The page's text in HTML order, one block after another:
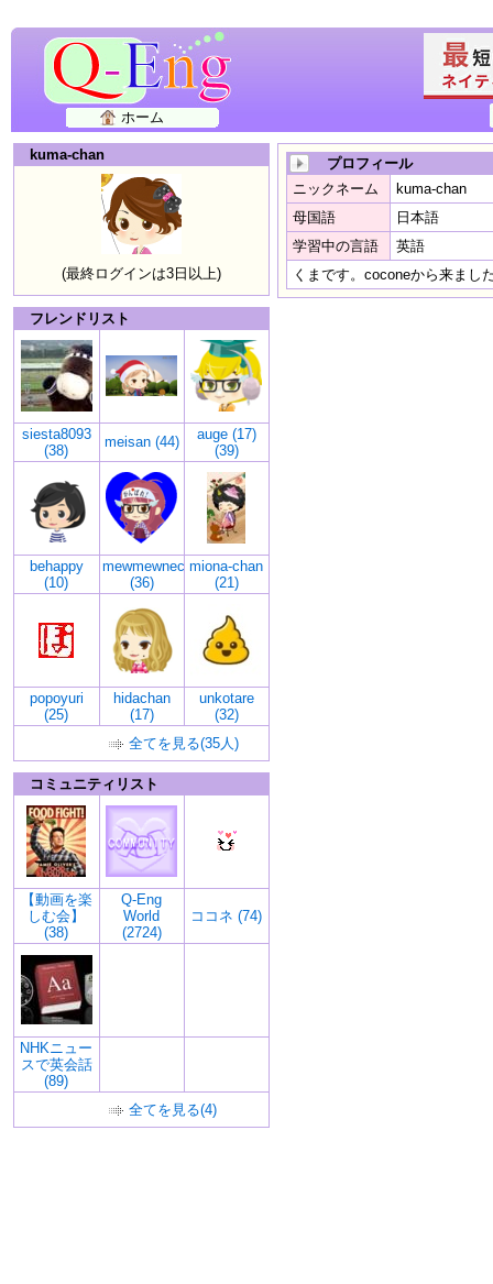
ホーム
kuma-chan
(最終ログインは3日以上)
フレンドリスト
siesta8093
(38)
meisan (44)
auge (17)
(39)
behappy
(10)
mewmewneco
(36)
miona-chan
(21)
popoyuri
(25)
hidachan
(17)
unkotare
(32)
全てを見る(35人)
コミュニティリスト
【動画を楽
しむ会】
(38)
Q-Eng
World
(2724)
ココネ (74)
NHKニュー
スで英会話
(89)
全てを見る(4)
プロフィール
ニックネーム
kuma-chan
母国語
日本語
学習中の言語
英語
くまです。coconeから来まし